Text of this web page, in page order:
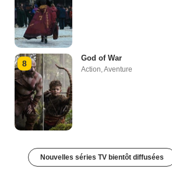
8
God of War
Action Aventure
Nouvelles séries TV bientôt diffusées